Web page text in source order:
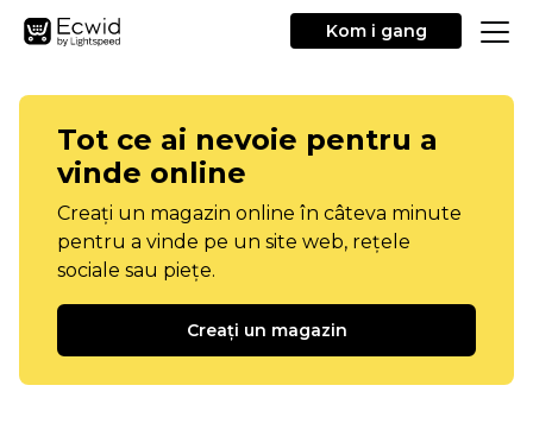
Kom i gang
Tot ce ai nevoie pentru a
vinde online
Creați un magazin online în câteva minute
pentru a vinde pe un site web, rețele
sociale sau piețe.
Creați un magazin